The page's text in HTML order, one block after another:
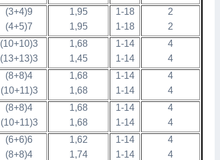
(3+4)9
(4+5)7
1,95
1,95
1-18
1-18
2
2
(10+10)3
(13+13)3
1,68
1,45
1-14
1-14
4
4
(8+8)4
(10+11)3
1,68
1,68
1-14
1-14
4
4
(8+8)4
(10+11)3
1,68
1,68
1-14
1-14
4
4
(6+6)6
(8+8)4
1,62
1,74
1-14
1-14
4
4